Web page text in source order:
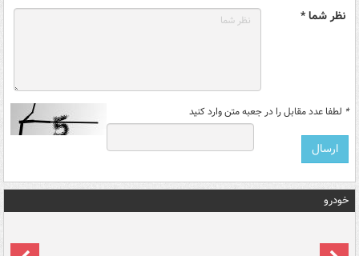
نظر شما *
* لطفا عدد مقابل را در جعبه متن وارد کنید
خودرو